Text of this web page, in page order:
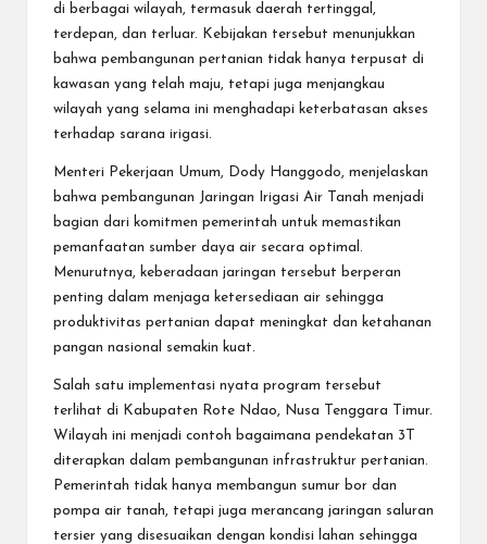
di berbagai wilayah, termasuk daerah tertinggal,
terdepan, dan terluar. Kebijakan tersebut menunjukkan
bahwa pembangunan pertanian tidak hanya terpusat di
kawasan yang telah maju, tetapi juga menjangkau
wilayah yang selama ini menghadapi keterbatasan akses
terhadap sarana irigasi.
Menteri Pekerjaan Umum, Dody Hanggodo, menjelaskan
bahwa pembangunan Jaringan Irigasi Air Tanah menjadi
bagian dari komitmen pemerintah untuk memastikan
pemanfaatan sumber daya air secara optimal.
Menurutnya, keberadaan jaringan tersebut berperan
penting dalam menjaga ketersediaan air sehingga
produktivitas pertanian dapat meningkat dan ketahanan
pangan nasional semakin kuat.
Salah satu implementasi nyata program tersebut
terlihat di Kabupaten Rote Ndao, Nusa Tenggara Timur.
Wilayah ini menjadi contoh bagaimana pendekatan 3T
diterapkan dalam pembangunan infrastruktur pertanian.
Pemerintah tidak hanya membangun sumur bor dan
pompa air tanah, tetapi juga merancang jaringan saluran
tersier yang disesuaikan dengan kondisi lahan sehingga